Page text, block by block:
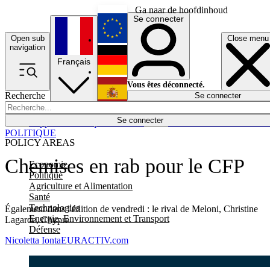
Ga naar de hoofdinhoud
Open sub
navigation
Close menu
Recherche
Se connecter
POLICY AREAS
Economie
Politique
Agriculture et Alimentation
Santé
Technologies
Energie, Environnement et Transport
Défense
Économie
Français
English
Deutsch
Español
Se connecter
Vous êtes déconnecté.
Se connecter
Chemises en rab pour le CFP
Également dans l'édition de vendredi : le rival de Meloni, Christine
Lagarde, Chypre
POLITIQUE
Nicoletta IontaEURACTIV.com